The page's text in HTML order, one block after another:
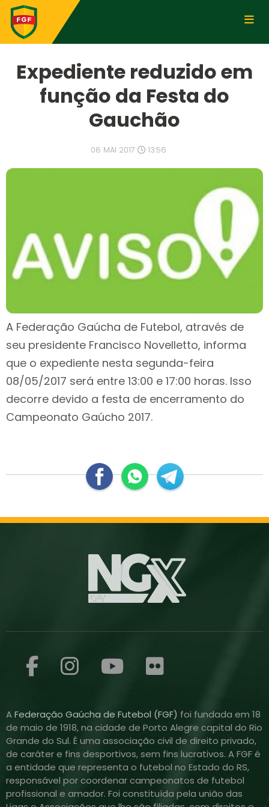
Expediente reduzido em
função da Festa do
Gauchão
08 MAI 2017 13:56
A Federação Gaúcha de Futebol, através de
seu presidente Francisco Novelletto, informa
que o expediente nesta segunda-feira
08/05/2017 será entre 13:00 e 17:00 horas. Isso
decorre devido a festa de encerramento do
Campeonato Gaúcho 2017.
AFederação Gaúcha de Futebol (FGF) foi fundada em 18
de maio de 1918, na cidade de Porto Alegre capital do Rio
Grande do Sul. É uma associação civil de direito privado,
de caráter e fins desportivos, sem fins lucrativos. A FGF é
a entidade que representa o futebol no Estado do RS,
responsável por coordenar campeonatos de futebol
profissional e amador. Foi constituída pela união das